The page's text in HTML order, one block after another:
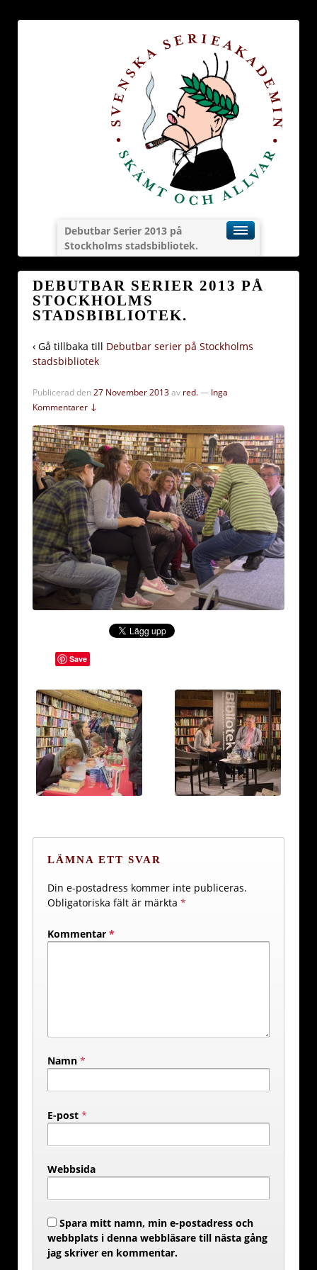
Debutbar Serier 2013 på
Stockholms stadsbibliotek.
DEBUTBAR SERIER 2013 PÅ
STOCKHOLMS
STADSBIBLIOTEK.
‹ Gå tillbaka till Debutbar serier på Stockholms
stadsbibliotek
Publicerad den27 November 2013av red.— Inga
Kommentarer ↓
Save
LÄMNA ETT SVAR
Din e-postadress kommer inte publiceras.
Obligatoriska fält är märkta *
Kommentar *
Namn *
E-post *
Webbsida
Spara mitt namn, min e-postadress och
webbplats i denna webbläsare till nästa gång
jag skriver en kommentar.